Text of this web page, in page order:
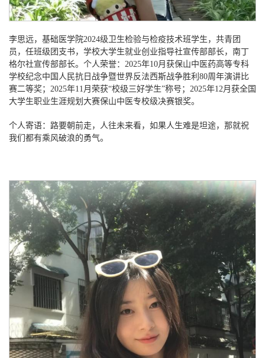
李思远，基础医学院2024级卫生检验与检疫技术班学生，共青团
员，任班级团支书，学校大学生就业创业指导社宣传部部长，南丁
格尔社宣传部部长。个人荣誉：2025年10月获保山中医药高等专科
学校纪念中国人民抗日战争暨世界反法西斯战争胜利80周年演讲比
赛二等奖；2025年11月荣获“校级三好学生”称号；2025年12月获全国
大学生职业生涯规划大赛保山中医专校级决赛银奖。
个人寄语：路要朝前走，人往未来看，如果人生难是坦途，那就祝
我们都有乘风破浪的勇气。